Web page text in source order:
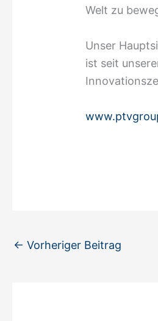
Welt zu
Unser
ist seit
← Vorheriger Beitrag